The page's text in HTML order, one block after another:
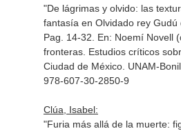
"De lágrimas y olvido: las
fantasía en Olvidado rey Gudú
Pag. 14-32. En: Noemí Novell
fronteras. Estudios críticos
Ciudad de México. UNAM-
978-607-30-2850-9
Clúa, Isabel:
"Furia más allá de la muerte: